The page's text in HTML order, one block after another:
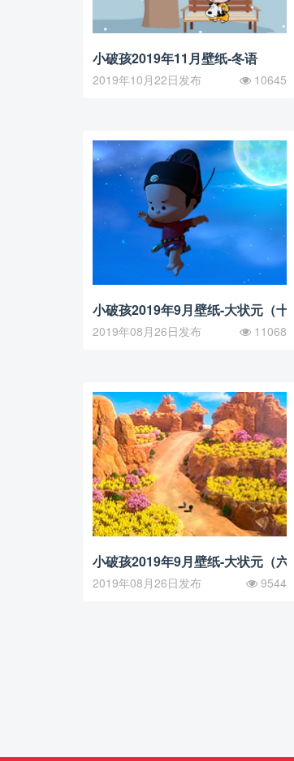
小破孩2019年11月壁纸-冬语
2019年10月22日发布 10645
小破孩2019年9月壁纸-大状元（十）
2019年08月26日发布 11068
小破孩2019年9月壁纸-大状元（六）
2019年08月26日发布 9544